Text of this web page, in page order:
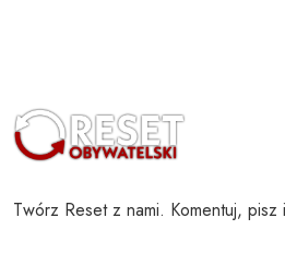
Twórz Reset z nami. Komentuj, pisz